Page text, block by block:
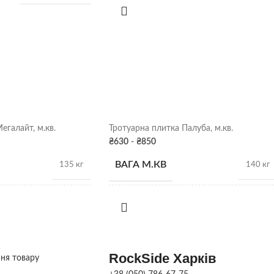
НАСИПНА ЩІЛЬНІСТЬ
м.кв.
135 кг
Тротуарна плитка Палуба, м.кв.
₴630 - ₴850
ВАГА М.КВ 140 кг
КІЛЬК. У ПІДДОНІ
товару
RockSide Харків